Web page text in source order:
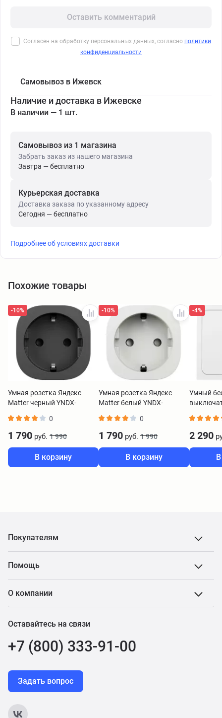
Оставить комментарий
Согласен на обработку персональных данных, согласно политики
конфиденциальности
Самовывоз в Ижевск
Наличие и доставка в Ижевске
В наличии — 1 шт.
Самовывоз из 1 магазина
Забрать заказ из нашего магазина
Завтра — бесплатно
Курьерская доставка
Доставка заказа по указанному адресу
Сегодня — бесплатно
Подробнее об условиях доставки
Похожие товары
-10%
Умная розетка Яндекс
Matter черный YNDX-
0
1 790 руб. 1 990
В корзину
-10%
Умная розетка Яндекс
Matter белый YNDX-
0
1 790 руб. 1 990
В корзину
-4%
Умный
00534
2 290
Покупателям
Помощь
О компании
Оставайтесь на связи
+7 (800) 333-91-00
Задать вопрос